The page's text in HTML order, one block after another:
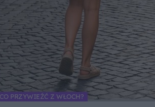
CO PRZYWIEŹĆ Z WŁOCH?